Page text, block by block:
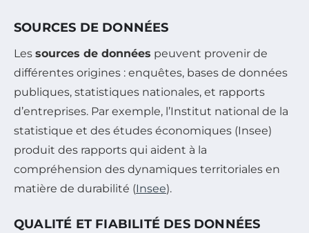
SOURCES DE DONNÉES
Les sources de données peuvent provenir de
différentes origines : enquêtes, bases de données
publiques, statistiques nationales, et rapports
d’entreprises. Par exemple, l’Institut national de la
statistique et des études économiques (Insee)
produit des rapports qui aident à la
compréhension des dynamiques territoriales en
matière de durabilité (Insee).
QUALITÉ ET FIABILITÉ DES DONNÉES